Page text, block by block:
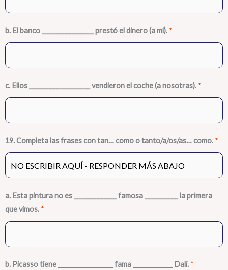
b. El banco _________________ prestó el dinero (a mí). *
c. Ellos ____________________ vendieron el coche (a nosotras). *
19. Completa las frases con tan… como o tanto/a/os/as… como. *
a. Esta pintura no es ______________ famosa ___________ la primera
que vimos. *
b. Picasso tiene __________________ fama _____________ Dalí. *